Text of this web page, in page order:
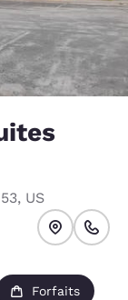
, US
Forfaits